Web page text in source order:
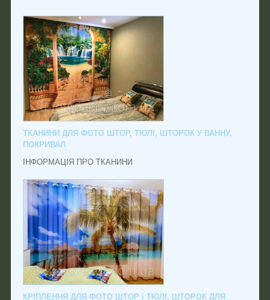
ТКАНИНИ ДЛЯ ФОТО ШТОР, ТЮЛІ, ШТОРОК У ВАННУ,
ПОКРИВАЛ
ІНФОРМАЦІЯ ПРО ТКАНИНИ
КРІПЛЕННЯ ДЛЯ ФОТО ШТОР і ТЮЛІ, ШТОРОК ДЛЯ